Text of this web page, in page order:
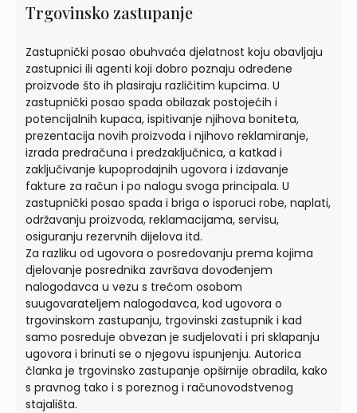
Trgovinsko zastupanje
Zastupnički posao obuhvaća djelatnost koju obavljaju
zastupnici ili agenti koji dobro poznaju određene
proizvode što ih plasiraju različitim kupcima. U
zastupnički posao spada obilazak postojećih i
potencijalnih kupaca, ispitivanje njihova boniteta,
prezentacija novih proizvoda i njihovo reklamiranje,
izrada predračuna i predzaključnica, a katkad i
zaključivanje kupoprodajnih ugovora i izdavanje
fakture za račun i po nalogu svoga principala. U
zastupnički posao spada i briga o isporuci robe, naplati,
održavanju proizvoda, reklamacijama, servisu,
osiguranju rezervnih dijelova itd.
Za razliku od ugovora o posredovanju prema kojima
djelovanje posrednika završava dovođenjem
nalogodavca u vezu s trećom osobom
suugovarateljem nalogodavca, kod ugovora o
trgovinskom zastupanju, trgovinski zastupnik i kad
samo posreduje obvezan je sudjelovati i pri sklapanju
ugovora i brinuti se o njegovu ispunjenju. Autorica
članka je trgovinsko zastupanje opširnije obradila, kako
s pravnog tako i s poreznog i računovodstvenog
stajališta.